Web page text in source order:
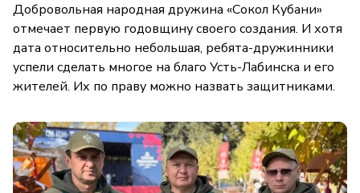
Добровольная народная дружина «Сокол Кубани»
отмечает первую годовщину своего создания. И хотя
дата относительно небольшая, ребята-дружинники
успели сделать многое на благо Усть-Лабинска и его
жителей. Их по праву можно назвать защитниками.